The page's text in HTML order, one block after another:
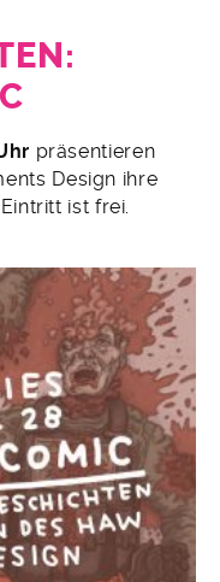
präsentieren
Design ihre
ist frei.